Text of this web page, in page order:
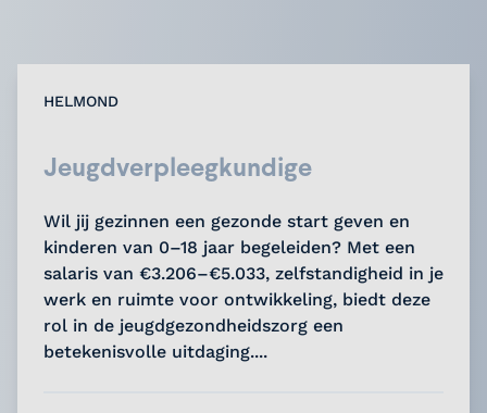
HELMOND
Jeugdverpleegkundige
Wil jij gezinnen een gezonde start geven en
kinderen van 0–18 jaar begeleiden? Met een
salaris van €3.206–€5.033, zelfstandigheid in je
werk en ruimte voor ontwikkeling, biedt deze
rol in de jeugdgezondheidszorg een
betekenisvolle uitdaging....